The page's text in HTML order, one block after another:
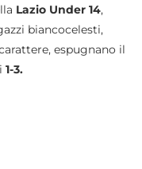
Lazio Under 14,
biancocelesti,
espugnano il
1-3.